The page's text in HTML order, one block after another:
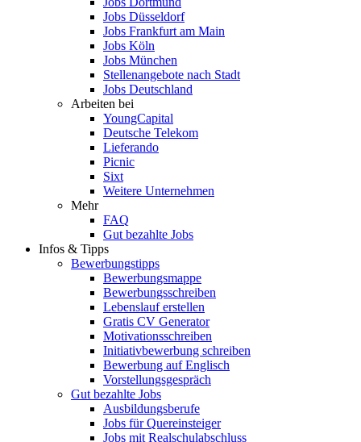
Jobs Düsseldorf
Jobs Frankfurt am Main
Jobs Köln
Jobs München
Stellenangebote nach Stadt
Jobs Deutschland
Arbeiten bei
YoungCapital
Deutsche Telekom
Lieferando
Picnic
Sixt
Weitere Unternehmen
Mehr
FAQ
Gut bezahlte Jobs
Infos & Tipps
Bewerbungstipps
Bewerbungsmappe
Bewerbungsschreiben
Lebenslauf erstellen
Gratis CV Generator
Motivationsschreiben
Initiativbewerbung schreiben
Bewerbung auf Englisch
Vorstellungsgespräch
Gut bezahlte Jobs
Ausbildungsberufe
Jobs für Quereinsteiger
Jobs mit Realschulabschluss